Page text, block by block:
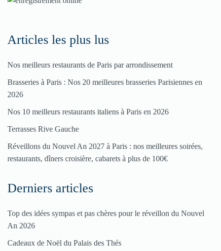
votre
ici
Articles les plus lus
Nos meilleurs restaurants de Paris par arrondissement
Brasseries à Paris : Nos 20 meilleures brasseries Parisiennes en
2026
Nos 10 meilleurs restaurants italiens à Paris en 2026
Terrasses Rive Gauche
Réveillons du Nouvel An 2027 à Paris : nos meilleures soirées,
restaurants, dîners croisière, cabarets à plus de 100€
Derniers articles
Top des idées sympas et pas chères pour le réveillon du Nouvel
An 2026
Cadeaux de Noël du Palais des Thés